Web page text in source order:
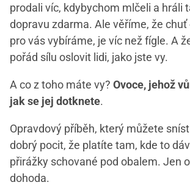
prodali víc, kdybychom mlčeli a hráli
dopravu zdarma. Ale věříme, že chuť
pro vás vybíráme, je víc než fígle. A
pořád sílu oslovit lidi, jako jste vy.
A co z toho máte vy? Ovoce, jehož
jak se jej dotknete.
Opravdový příběh, který můžete
dobrý pocit, že platíte tam, kde to
přirážky schované pod obalem. Jen
dohoda.